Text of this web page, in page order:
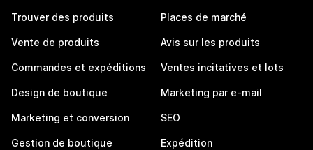
Trouver des produits
Vente de produits
Commandes et expéditions
Design de boutique
Marketing et conversion
Gestion de boutique
Places de marché
Avis sur les produits
Ventes incitatives et lots
Marketing par e-mail
SEO
Expédition